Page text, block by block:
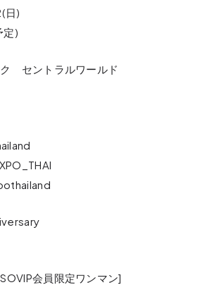
日)
定)
セントラルワールド
会員限定ワンマン]